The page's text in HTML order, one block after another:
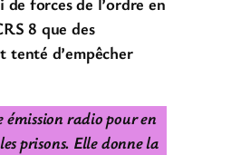
8 que des
tenté d’empêcher
émission radio pour en
prisons. Elle donne la